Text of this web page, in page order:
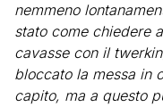
nemmeno
stato come chiedere
cavasse con il
bloccato la messa in
capito, ma a questo